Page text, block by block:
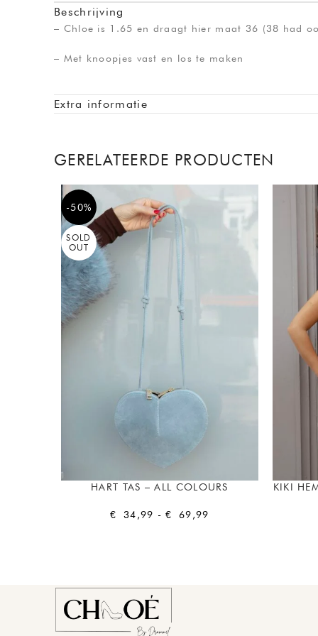
Beschrijving
– Chloe is 1.65 en draagt hier maat 36 (38 had
– Met knoopjes vast en los te maken
Extra informatie
GERELATEERDE PRODUCTEN
-50%
SOLD
OUT
HART TAS – ALL COLOURS
€ 34,99 - € 69,99
KIKI